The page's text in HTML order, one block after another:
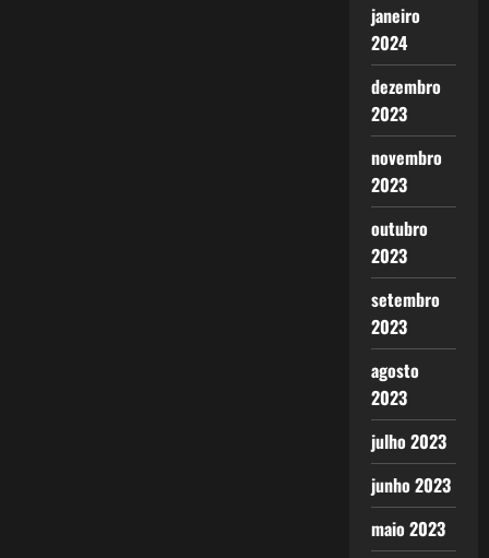
janeiro
2024
dezembro
2023
novembro
2023
outubro
2023
setembro
2023
agosto
2023
julho 2023
junho 2023
maio 2023